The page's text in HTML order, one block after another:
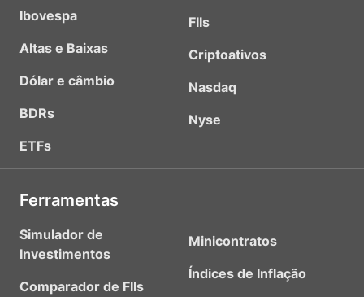
Ibovespa
Altas e Baixas
Dólar e câmbio
BDRs
ETFs
FIIs
Criptoativos
Nasdaq
Nyse
Ferramentas
Simulador de
Investimentos
Comparador de FIIs
Minicontratos
Índices de Inflação